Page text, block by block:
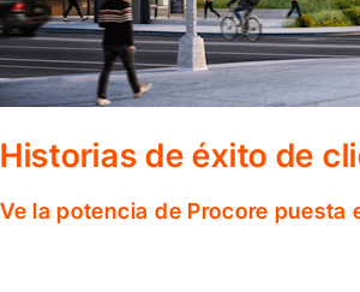
Historias de éxito de
Ve la potencia de Procore